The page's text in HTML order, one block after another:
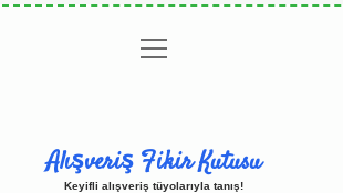
menüyü
aç
Alışveriş Fikir Kutusu
Keyifli alışveriş tüyolarıyla tanış!